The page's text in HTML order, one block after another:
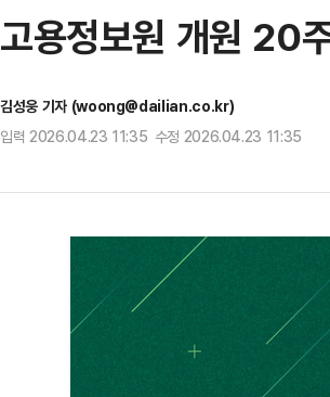
고용정보원 개원 20
김성웅 기자 (woong@dailian.co.kr)
입력 2026.04.23 11:35 수정 2026.04.23 11:35